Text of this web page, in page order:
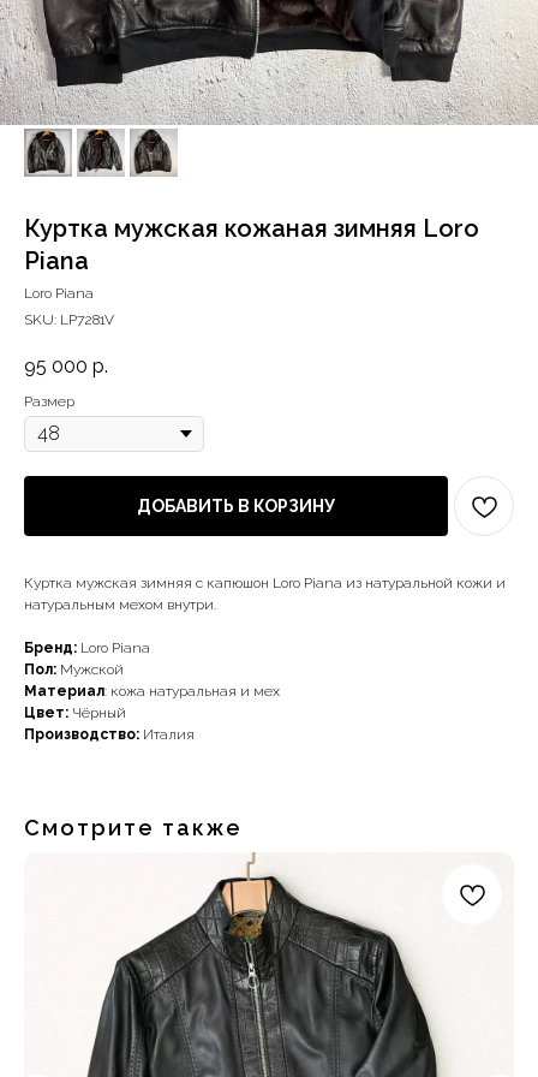
Куртка мужская кожаная зимняя Loro
Piana
Loro Piana
SKU: LP7281V
95 000 р.
Размер
ДОБАВИТЬ В КОРЗИНУ
Куртка мужская зимняя с капюшон Loro Piana из натуральной кожи и
натуральным мехом внутри.
Бренд: Loro Piana
Пол: Мужской
Материал: кожа натуральная и мех
Цвет: Чёрный
Производство: Италия
Смотрите также
Наши примущества